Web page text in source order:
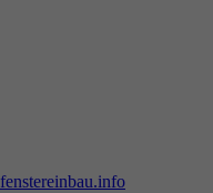
fenstereinbau.info